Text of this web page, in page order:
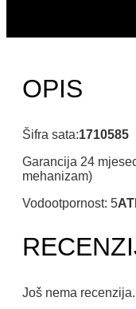
OPIS
Šifra sata:1710585
Garancija 24
mehanizam)
Vodootpornost: 5
Još nema recenzija.